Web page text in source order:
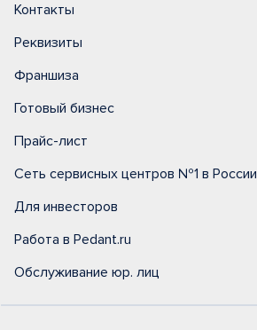
Контакты
Реквизиты
Франшиза
Готовый бизнес
Прайс-лист
Сеть сервисных центров №1 в России
Для инвесторов
Работа в Pedant.ru
Обслуживание юр. лиц